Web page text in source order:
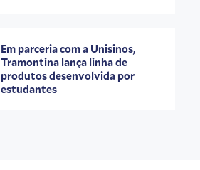
Em parceria com a Unisinos,
Tramontina lança linha de
produtos desenvolvida por
estudantes